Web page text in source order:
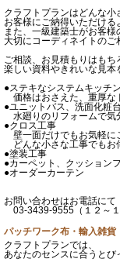
クラフトプランはどんな
お客様にご納得いただける
また、一級建築士がお客様
大切にコーディネイトのご
ご相談、お見積もりはもち
楽しい資料やきれいな見本
●ステキなシステムキッチン
価格はおさえた、重厚な
●ユニットバス、洗面化粧
水廻りのリフォームで気
●クロス工事
壁一面だけでもお気軽に
どんな小さな工事でもお
●塗装工事
●カーペット、クッション
●オーダーカーテン
お問い合わせはお電話にて
03-3439-9555（１２～
パッチワーク布・輸入雑
クラフトプランでは、
あなたのセンスに合うと